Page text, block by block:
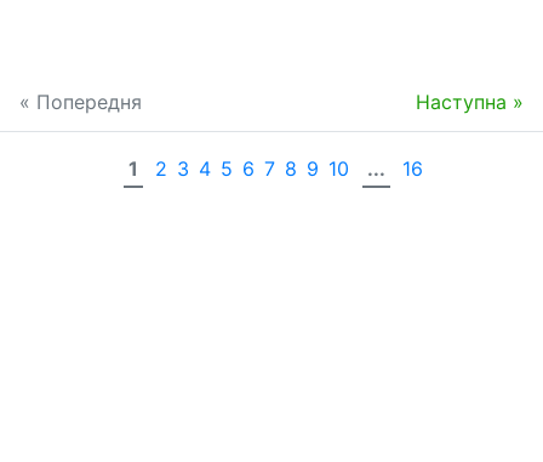
« Попередня Наступна »
1 2 3 4 5 6 7 8 9 10 ... 16